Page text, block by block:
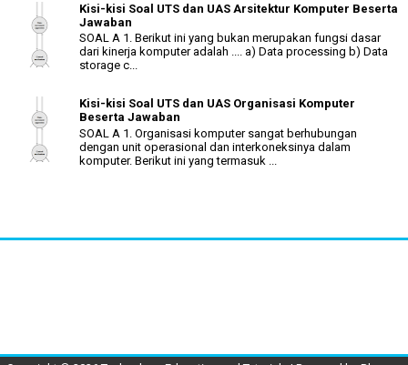
Kisi-kisi Soal UTS dan UAS Arsitektur Komputer Beserta
Jawaban
SOAL A 1. Berikut ini yang bukan merupakan fungsi dasar
dari kinerja komputer adalah .... a) Data processing b) Data
storage c...
Kisi-kisi Soal UTS dan UAS Organisasi Komputer
Beserta Jawaban
SOAL A 1. Organisasi komputer sangat berhubungan
dengan unit operasional dan interkoneksinya dalam
komputer. Berikut ini yang termasuk ...